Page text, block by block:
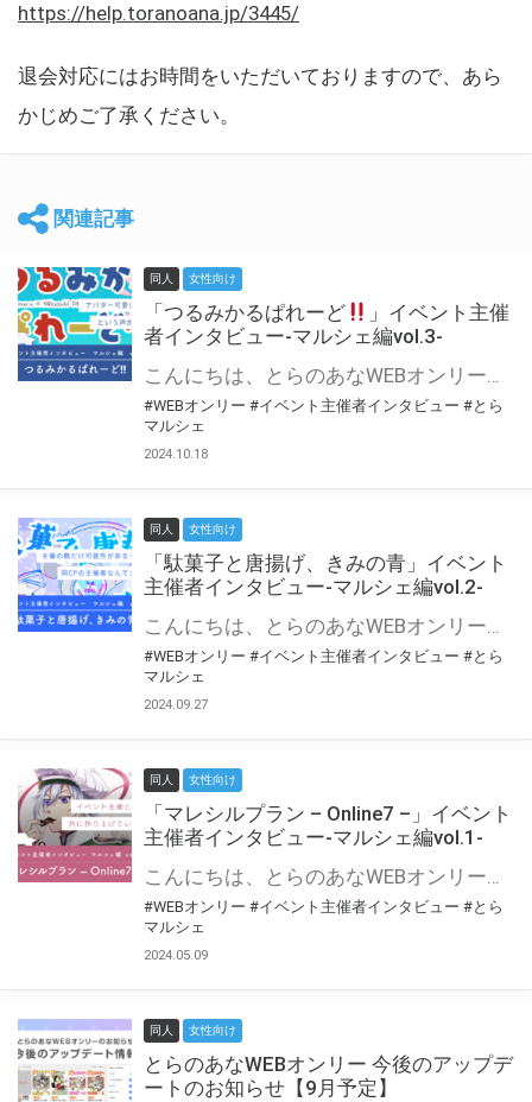
https://help.toranoana.jp/3445/
退会対応にはお時間をいただいておりますので、あら
かじめご了承ください。
関連記事
同人 女性向け
「つるみかるぱれーど
」イベント主催
者インタビュー-マルシェ編vol.3-
こんにちは、とらのあなWEBオンリー運営スタッフです。 新たにお届けする、イベント主催者インタビュー-マルシェ編-は、 とらのあなWEBオンリー「マルシェ」をご利用した主催様に 「マルシェ」を使って開催した感想や心がけをお聞きする企画です。 今回は、WEBオンリー初開催「つるみかるぱれーど
#WEBオンリー #イベント主催者インタビュー #とら
マルシェ
2024.10.18
同人 女性向け
「駄菓子と唐揚げ、きみの青」イベント
主催者インタビュー-マルシェ編vol.2-
こんにちは、とらのあなWEBオンリー運営スタッフです。 新たにお届けする、イベント主催者インタビュー-マルシェ編-は、 とらのあなWEBオンリー「マルシェ」をご利用の主催様に 「マルシェ」を使ってイベントを開催した感想や心がけをお聞きする企画です。 今回は、WEBオンリー初開催「駄菓子と唐揚げ、きみの青」より、 主催のぎこ六屋様にお話を伺いました。 協力：ぎこ六屋様／イベント公式Twitter（@krkgwks） とらのあなWEBオンリー「マルシェ」とは？ WEBオンリーでリアルタイムでコミュニケーションがとれるオンライン会場です。
#WEBオンリー #イベント主催者インタビュー #とら
マルシェ
2024.09.27
同人 女性向け
「マレシルプラン – Online7 –」イベント
主催者インタビュー-マルシェ編vol.1-
こんにちは、とらのあなWEBオンリー運営スタッフです。 新たにお届けする、イベント主催者インタビュー-マルシェ編-は、 とらのあなWEBオンリー「マルシェ」をご利用した主催様に 「マルシェ」を使って開催した感想や心がけをお聞きする企画です。 今回は、WEBオンリー開催7回目迎えた「マレシルプラン – Online7 –」より、 主催の玉川うた様にお話を伺いました。 ▼マレシルプランのインタビュー前回記事 「イベント主催者インタビュー vol.6」はこちら 協力：玉川うた様（マレシルプラン実行委員会 代表）／イベント公式Twitter（@mallesil_plan） とらのあなWEBオンリー「マルシェ」とは？ WEBオンリーでリアルタイムでコミュニケーションがとれるオンライン会場です。
#WEBオンリー #イベント主催者インタビュー #とら
マルシェ
2024.05.09
同人 女性向け
とらのあなWEBオンリー 今後のアップデ
ートのお知らせ【9月予定】